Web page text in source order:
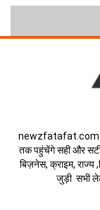
newzfatafat.com पे
तक पहुंचेंगे सही और
बिज़नेस, क्राइम, राज्य
जुड़ी सभी